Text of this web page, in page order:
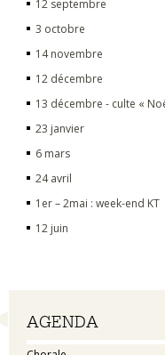
Navigation
AGENDA
12 septembre
3 octobre
14 novembre
12 décembre
13 décembre - culte «
23 janvier
6 mars
24 avril
1er – 2mai : week-end KT
12 juin